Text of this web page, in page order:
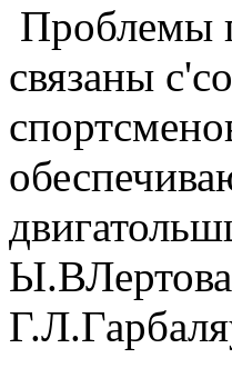
Проблемы
связаны